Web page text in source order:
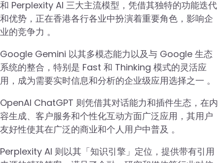
和 Perplexity AI 三大主流模型，凭借其独特的功能迭代
和优势，正在香港各行各业中扮演着重要角色，影响企
业的竞争力 。
Google Gemini 以其多模态能力以及与 Google 生态
系统的整合，特别是 Fast 和 Thinking 模式的灵活应
用，成为需要实时信息和分析的企业级应用选择之一 。
OpenAI ChatGPT 则凭借其对话能力和插件生态，在内
容生成、客户服务和个性化互动方面广泛应用，其用户
友好性使其在广泛的商业和个人用户中普及 。
Perplexity AI 则以其「知识引擎」定位，提供带有引用